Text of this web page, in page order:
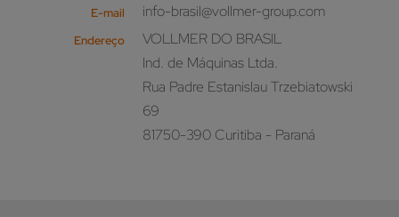
E-mail info-brasil@vollmer-group.com
Endereço
VOLLMER DO BRASIL
Ind. de Máquinas Ltda.
Rua Padre Estanislau Trzebiatowski
69
81750-390 Curitiba - Paraná